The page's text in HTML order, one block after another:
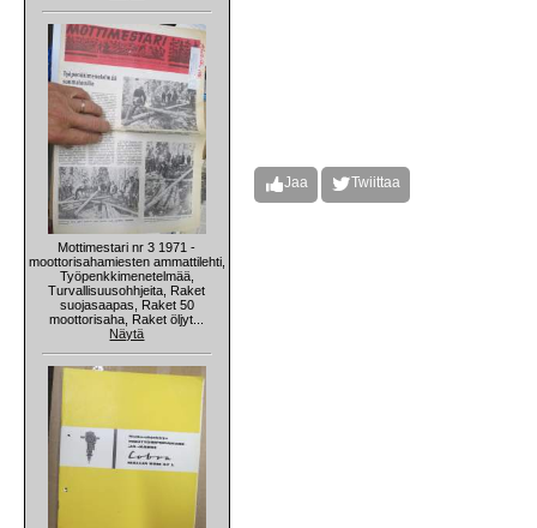
Mottimestari nr 3 1971 -
moottorisahamiesten ammattilehti,
Työpenkkimenetelmää,
Turvallisuusohhjeita, Raket
suojasaapas, Raket 50
moottorisaha, Raket öljyt...
Näytä
Jaa Twiittaa